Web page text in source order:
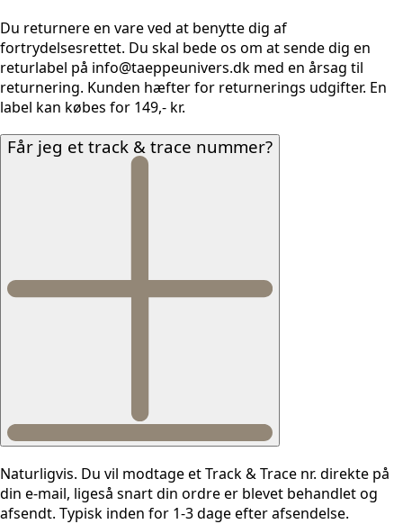
Du returnere en vare ved at benytte dig af
fortrydelsesrettet. Du skal bede os om at sende dig en
returlabel på info@taeppeunivers.dk med en årsag til
returnering. Kunden hæfter for returnerings udgifter. En
label kan købes for 149,- kr.
Får jeg et track & trace nummer?
Naturligvis. Du vil modtage et Track & Trace nr. direkte på
din e-mail, ligeså snart din ordre er blevet behandlet og
afsendt. Typisk inden for 1-3 dage efter afsendelse.